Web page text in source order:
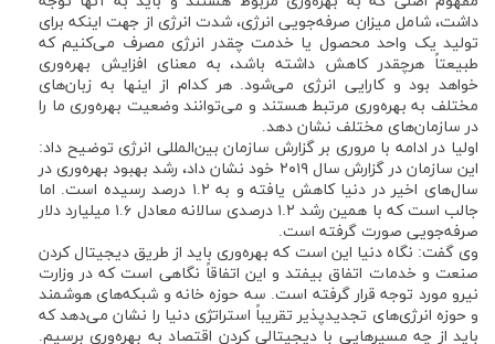
داشت، شامل میزان صرفه‌جویی انرژی، شدت انرژی از جهت اینکه برای
تولید یک واحد محصول یا خدمت چقدر انرژی مصرف می‌کنیم که
طبیعتاً هرچقدر کاهش داشته باشد، به معنای افزایش بهره‌وری
خواهد بود و کارایی انرژی می‌شود. هر کدام از اینها به زبان‌های
مختلف به بهره‌وری مرتبط هستند و می‌توانند وضعیت بهره‌وری ما را
در سازمان‌های مختلف نشان دهد.
اولیا در ادامه با مروری بر گزارش سازمان بین‌المللی انرژی توضیح داد:
این سازمان در گزارش سال ۲۰۱۹ خود نشان داد، رشد بهبود بهره‌وری در
سال‌های اخیر در دنیا کاهش یافته و به ۱.۲ درصد رسیده است. اما
جالب است که با همین رشد ۱.۲ درصدی سالانه معادل ۱.۶ میلیارد دلار
صرفه‌جویی صورت گرفته است.
وی گفت: نگاه دنیا این است که بهره‌وری باید از طریق دیجیتال کردن
صنعت و خدمات اتفاق بیفتد و این اتفاقاً نگاهی است که در وزارت
نیرو مورد توجه قرار گرفته است. سه حوزه خانه و شبکه‌های هوشمند
و حوزه انرژی‌های تجدیدپذیر تقریباً استراتژی دنیا را نشان می‌دهد که
باید از چه مسیرهایی با دیجیتالی کردن اقتصاد به بهره‌وری برسیم.